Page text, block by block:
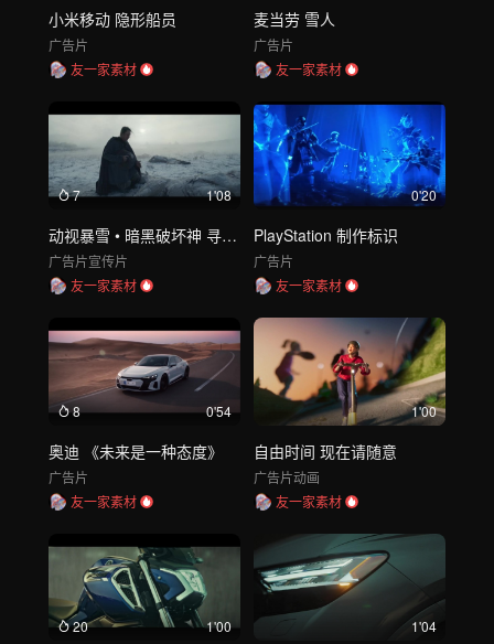
小米移动 隐形船员
广告片
友一家素材
麦当劳 雪人
广告片
友一家素材
7 1'08
动视暴雪 • 暗黑破坏神 寻求救世主
广告片宣传片
友一家素材
0'20
PlayStation 制作标识
广告片
友一家素材
8 0'54
奥迪 《未来是一种态度》
广告片
友一家素材
1'00
自由时间 现在请随意
广告片动画
友一家素材
20 1'00 1'04